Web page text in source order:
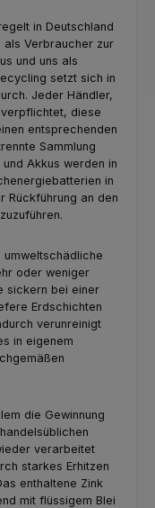
in Deutschland
als Verbraucher zur
und uns als
setzt sich in
Jeder Händler,
diese
entsprechenden
Sammlung
Akkus werden in
in
Rückführung an den
umweltschädliche
oder weniger
sickern bei einer
Erdschichten
verunreinigt
in eigenem
die Gewinnung
verarbeitet
starkes Erhitzen
enthaltene Zink
mit flüssigem Blei